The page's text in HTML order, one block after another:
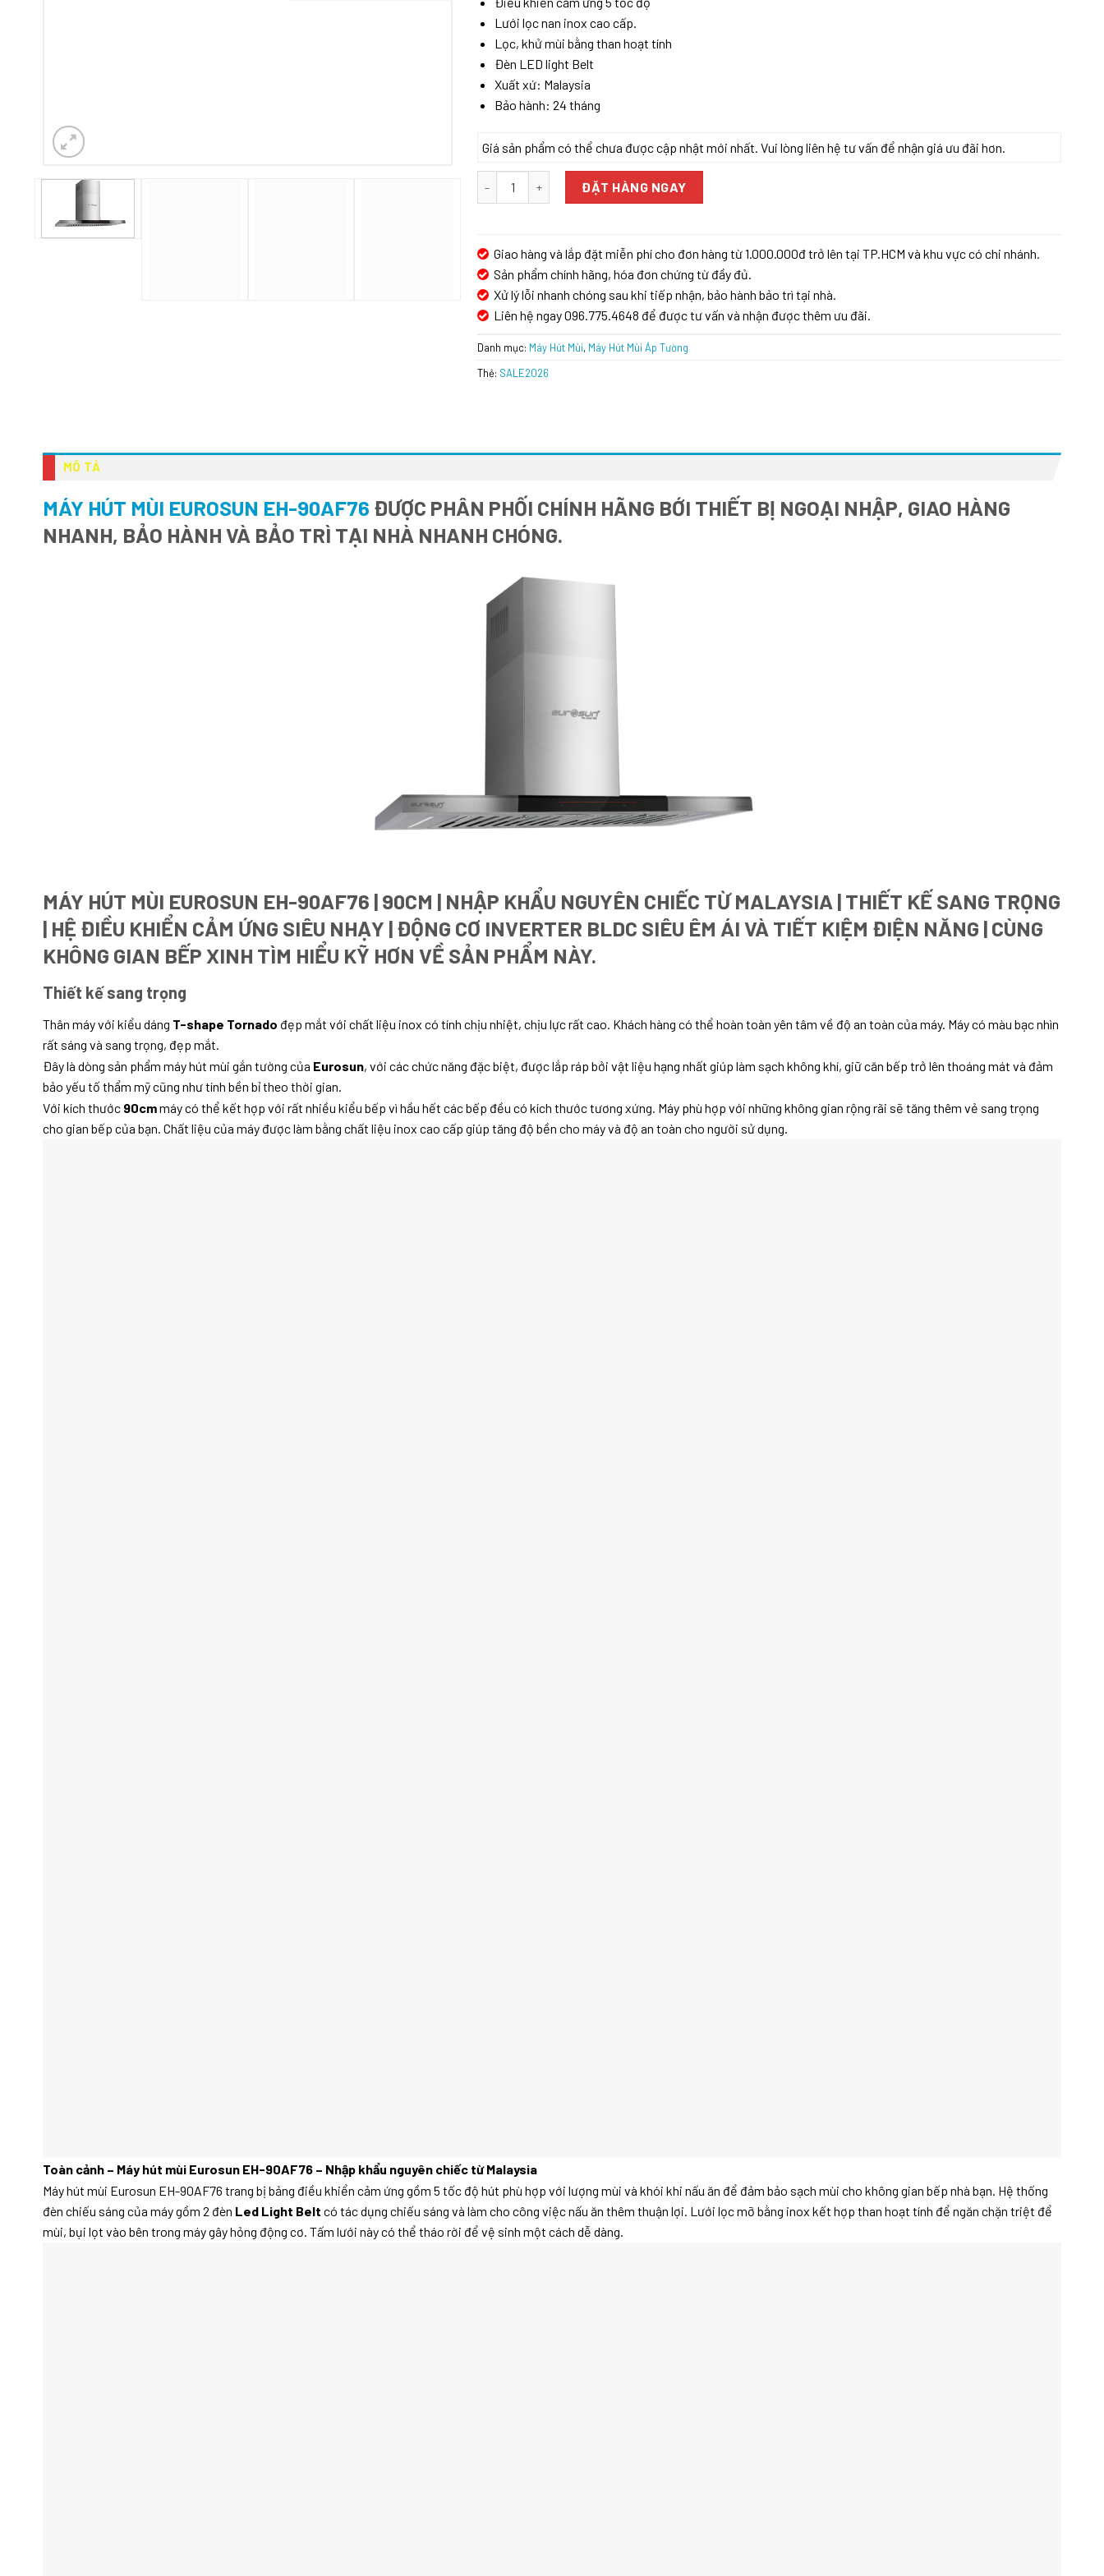
Lưới lọc nan inox cao cấp.
Lọc, khử mùi bằng than hoạt tính
Đèn LED light Belt
Xuất xứ: Malaysia
Bảo hành: 24 tháng
Giá sản phẩm có thể chưa được cập nhật mới nhất. Vui lòng liên hệ tư vấn để nhận giá ưu đãi hơn.
MÁY HÚT MÙI EUROSUN EH-90AF76 số lượng
ĐẶT HÀNG NGAY
Giao hàng và lắp đặt miễn phí cho đơn hàng từ 1.000.000đ trở lên tại TP.HCM và khu vực có chi nhánh.
Sản phẩm chính hãng, hóa đơn chứng từ đầy đủ.
Xử lý lỗi nhanh chóng sau khi tiếp nhận, bảo hành bảo trì tại nhà.
Liên hệ ngay 096.775.4648 để được tư vấn và nhận được thêm ưu đãi.
Danh mục: Máy Hút Mùi, Máy Hút Mùi Áp Tường
Thẻ: SALE2026
MÔ TẢ
MÁY HÚT MÙI EUROSUN EH-90AF76 ĐƯỢC PHÂN PHỐI CHÍNH HÃNG BỚI THIẾT BỊ NGOẠI NHẬP, GIAO HÀNG
NHANH, BẢO HÀNH VÀ BẢO TRÌ TẠI NHÀ NHANH CHÓNG.
MÁY HÚT MÙI EUROSUN EH-90AF76 | 90CM | NHẬP KHẨU NGUYÊN CHIẾC TỪ MALAYSIA | THIẾT KẾ SANG TRỌNG
| HỆ ĐIỀU KHIỂN CẢM ỨNG SIÊU NHẠY | ĐỘNG CƠ INVERTER BLDC SIÊU ÊM ÁI VÀ TIẾT KIỆM ĐIỆN NĂNG | CÙNG
KHÔNG GIAN BẾP XINH TÌM HIỂU KỸ HƠN VỀ SẢN PHẨM NÀY.
Thiết kế sang trọng
Thân máy với kiểu dáng T-shape Tornado đẹp mắt với chất liệu inox có tính chịu nhiệt, chịu lực rất cao. Khách hàng có thể hoàn toàn yên tâm về độ an toàn của máy. Máy có màu bạc nhìn
rất sáng và sang trọng, đẹp mắt.
Đây là dòng sản phẩm máy hút mùi gắn tường của Eurosun, với các chức năng đặc biệt, được lắp ráp bởi vật liệu hạng nhất giúp làm sạch không khí, giữ căn bếp trở lên thoáng mát và đảm
bảo yếu tố thẩm mỹ cũng như tính bền bỉ theo thời gian.
Với kích thước 90cmmáy có thể kết hợp với rất nhiều kiểu bếp vì hầu hết các bếp đều có kích thước tương xứng. Máy phù hợp với những không gian rộng rãi sẽ tăng thêm vẻ sang trọng
cho gian bếp của bạn. Chất liệu của máy được làm bằng chất liệu inox cao cấp giúp tăng độ bền cho máy và độ an toàn cho người sử dụng.
Toàn cảnh – Máy hút mùi Eurosun EH-90AF76 – Nhập khẩu nguyên chiếc từ Malaysia
Máy hút mùi Eurosun EH-90AF76 trang bị bảng điều khiển cảm ứng gồm 5 tốc độ hút phù hợp với lượng mùi và khói khi nấu ăn để đảm bảo sạch mùi cho không gian bếp nhà bạn. Hệ thống
đèn chiếu sáng của máy gồm 2 đèn Led Light Belt có tác dụng chiếu sáng và làm cho công việc nấu ăn thêm thuận lợi. Lưới lọc mỡ bằng inox kết hợp than hoạt tính để ngăn chặn triệt để
mùi, bụi lọt vào bên trong máy gây hỏng động cơ. Tấm lưới này có thể tháo rời để vệ sinh một cách dễ dàng.